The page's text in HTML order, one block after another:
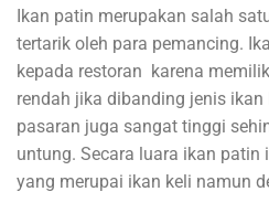
Ikan patin merupakan salah
tertarik oleh para pemancing.
kepada restoran karena
rendah jika dibanding jenis
pasaran juga sangat tinggi
untung. Secara luara ikan
yang merupai ikan keli namun